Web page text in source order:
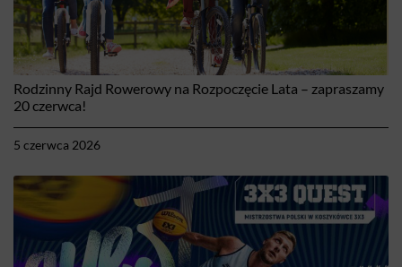
Rodzinny Rajd Rowerowy na Rozpoczęcie Lata – zapraszamy
20 czerwca!
5 czerwca 2026